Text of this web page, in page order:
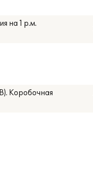
на 1 р.м.
Коробочная